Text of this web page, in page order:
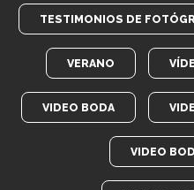
TESTIMONIOS DE
VERANO
VIDEO BODA
VIDEO